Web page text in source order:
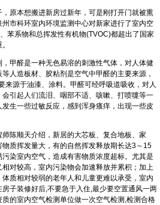
本想搬进新房过新年，可是刚打开门就被熏
市科环室内环境监测中心对新家进行了室内空
苯系物和总挥发性有机物(TVOC)都超出了国家
醛是一种无色易溶的刺激性气体，对人体健
人造板材、胶粘剂是空气中甲醛的主要来源，
来源于油漆、涂料。甲醛可经呼吸道吸收，对人
引起人们流泪、咽部不适、咳嗽、打喷嚏等一
生一些过敏反应，感到浑身瘙痒，出现一些皮
顺天介绍，新居的大芯板、复合地板、家
质挥发量大，有的自然挥发释放期长达3～15
染室内空气，造成有害物质浓度超标。尤其是
对较高，室内污染物会加速释放并累积；加上
质相对较弱的老年人和儿童更难以承受，室内
子装修好后,不要急于入住,最少要空置通风一两
的室内空气检测单位做一次空气检测,检测合格